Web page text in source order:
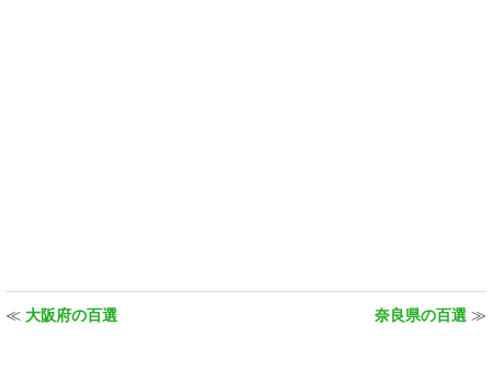
≪ 大阪府の百選 奈良県の百選 ≫